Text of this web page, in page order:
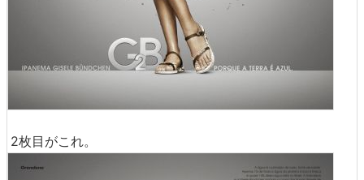
2枚目がこれ。